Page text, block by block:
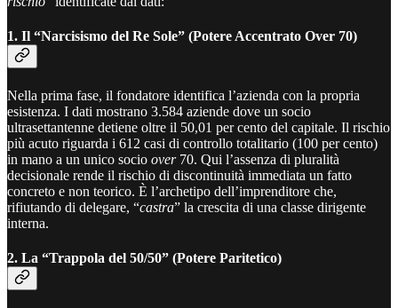
1. Il “Narcisismo del Re Sole” (Potere Accentrato Over 70)
Nella prima fase, il fondatore identifica l’azienda con la propria
esistenza. I dati mostrano 3.584 aziende dove un socio
ultrasettantenne detiene oltre il 50,01 per cento del capitale. Il rischio
più acuto riguarda i 612 casi di controllo totalitario (100 per cento)
in mano a un unico socio over 70. Qui l’assenza di pluralità
decisionale rende il rischio di discontinuità immediata un fatto
concreto e non teorico. È l’archetipo dell’imprenditore che,
rifiutando di delegare, “castra” la crescita di una classe dirigente
interna.
2. La “Trappola del 50/50” (Potere Paritetico)